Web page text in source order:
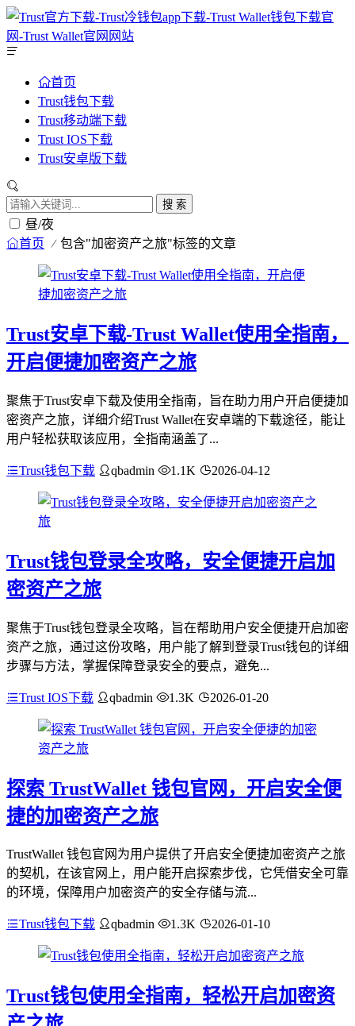
首页
Trust钱包下载
Trust移动端下载
Trust IOS下载
Trust安卓版下载
搜 索
昼/夜
首页 包含"加密资产之旅"标签的文章
Trust安卓下载-Trust Wallet使用全指南，
开启便捷加密资产之旅
聚焦于Trust安卓下载及使用全指南，旨在助力用户开启便捷加
密资产之旅，详细介绍Trust Wallet在安卓端的下载途径，能让
用户轻松获取该应用，全指南涵盖了...
Trust钱包下载 qbadmin 1.1K 2026-04-12
Trust钱包登录全攻略，安全便捷开启加
密资产之旅
聚焦于Trust钱包登录全攻略，旨在帮助用户安全便捷开启加密
资产之旅，通过这份攻略，用户能了解到登录Trust钱包的详细
步骤与方法，掌握保障登录安全的要点，避免...
Trust IOS下载 qbadmin 1.3K 2026-01-20
探索 TrustWallet 钱包官网，开启安全便
捷的加密资产之旅
TrustWallet 钱包官网为用户提供了开启安全便捷加密资产之旅
的契机，在该官网上，用户能开启探索步伐，它凭借安全可靠
的环境，保障用户加密资产的安全存储与流...
Trust钱包下载 qbadmin 1.3K 2026-01-10
Trust钱包使用全指南，轻松开启加密资